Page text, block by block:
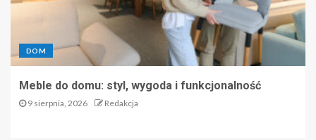
1
Meble do domu – wygodne
rozwiązania dla każdej
przestrzeni
DOM
Meble do domu: styl, wygoda i funkcjonalność
9 sierpnia, 2026 Redakcja